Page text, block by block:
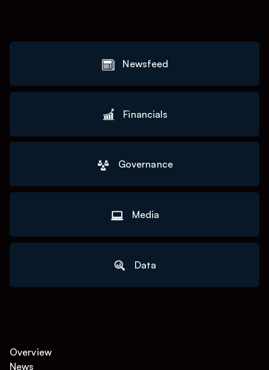
Newsfeed
Financials
Governance
Media
Data
Overview
News